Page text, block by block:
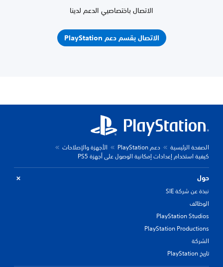
الاتصال باختصاصيي الدعم لدينا
الاتصال بقسم دعم PlayStation
الصفحة الرئيسية دعم PlayStation
الأجهزة والإصلاحات
كيفية استخدام إعدادات إمكانية الوصول على أجهزة PS5
حول
نبذة عن شركة SIE
الوظائف
PlayStation Studios
PlayStation Productions
الشركة
تاريخ PlayStation